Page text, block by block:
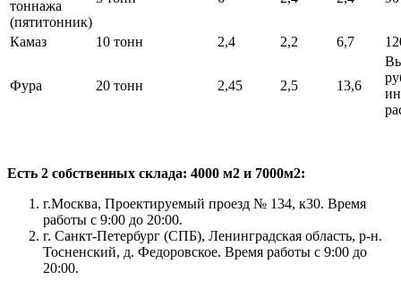
тоннажа
(пятитонник)
Камаз 10 тонн 2,4 2,2 6,7
Фура 20 тонн 2,45 2,5 13,6
Есть 2 собственных склада: 4000 м2 и 7000м2:
г.Москва, Проектируемый проезд № 134, к30. Время
работы с 9:00 до 20:00.
г. Санкт-Петербург (СПБ), Ленинградская область, р-н.
Тосненский, д. Федоровское. Время работы с 9:00 до
20:00.